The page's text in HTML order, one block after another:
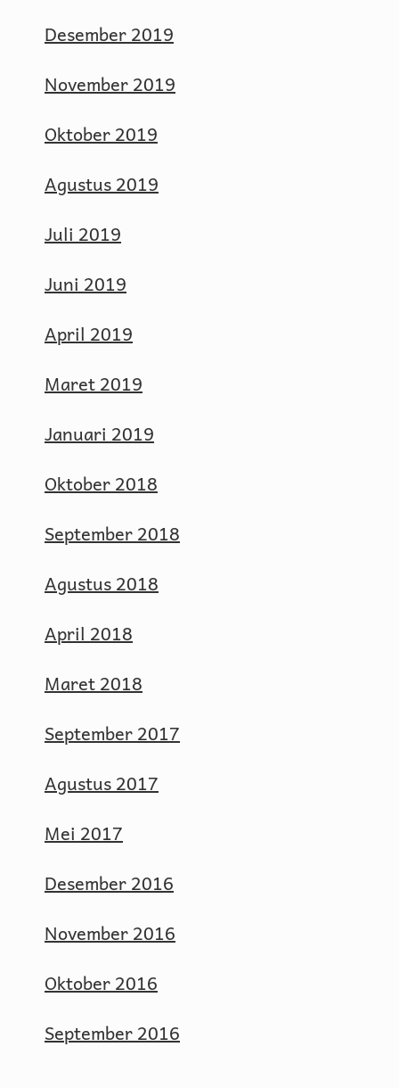
Desember 2019
November 2019
Oktober 2019
Agustus 2019
Juli 2019
Juni 2019
April 2019
Maret 2019
Januari 2019
Oktober 2018
September 2018
Agustus 2018
April 2018
Maret 2018
September 2017
Agustus 2017
Mei 2017
Desember 2016
November 2016
Oktober 2016
September 2016